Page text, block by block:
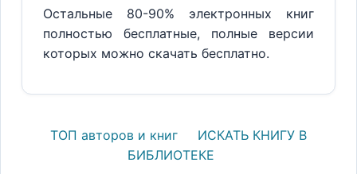
Остальные 80-90% электронных книг
полностью бесплатные, полные версии
которых можно скачать бесплатно.
ТОП авторов и книг
ИСКАТЬ КНИГУ В
БИБЛИОТЕКЕ